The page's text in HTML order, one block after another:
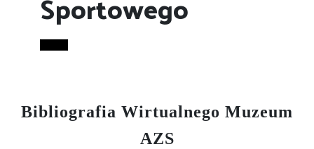
Bibliografia Wirtualnego Muzeum
AZS